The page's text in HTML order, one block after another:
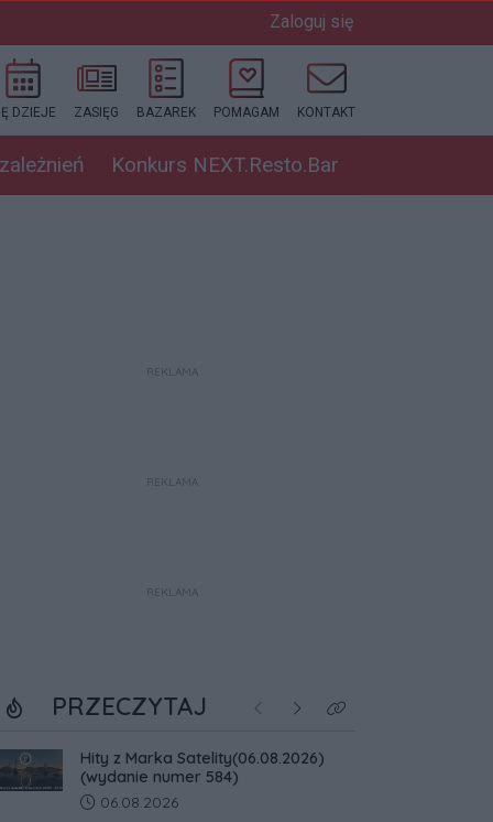
Zaloguj się
DZIEJE ZASIĘG BAZAREK POMAGAM KONTAKT
Konkurs NEXT.Resto.Bar
REKLAMA
REKLAMA
REKLAMA
PRZECZYTAJ Poprzednie
NastępneKliknij aby zobaczyć
Hity z Marka Satelity(06.08.2026)
(wydanie numer 584)
Data dodania artykułu:
06.08.2026